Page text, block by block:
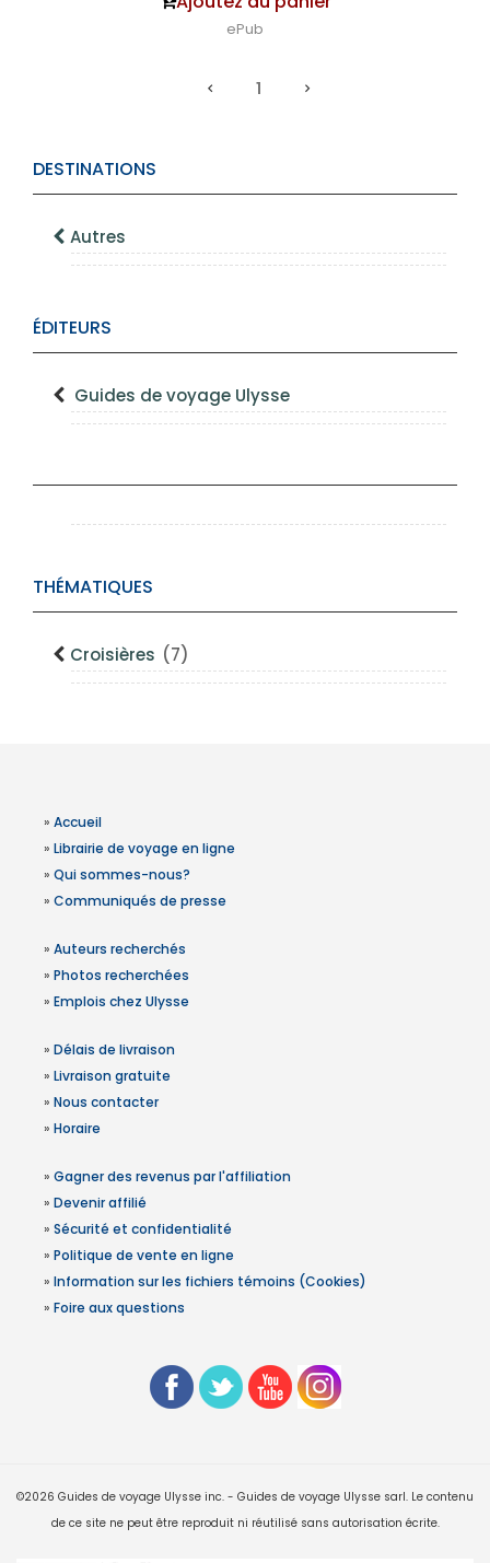
DESTINATIONS
Autres
ÉDITEURS
Guides de voyage Ulysse
THÉMATIQUES
Croisières (7)
ePub
1
» Accueil
» Librairie de voyage en ligne
» Qui sommes-nous?
» Communiqués de presse
» Auteurs recherchés
» Photos recherchées
» Emplois chez Ulysse
» Délais de livraison
» Livraison gratuite
» Nous contacter
» Horaire
» Gagner des revenus par l'affiliation
» Devenir affilié
» Sécurité et confidentialité
» Politique de vente en ligne
» Information sur les fichiers témoins (Cookies)
» Foire aux questions
©2026 Guides de voyage Ulysse inc. - Guides de voyage Ulysse sarl. Le contenu
de ce site ne peut être reproduit ni réutilisé sans autorisation écrite.